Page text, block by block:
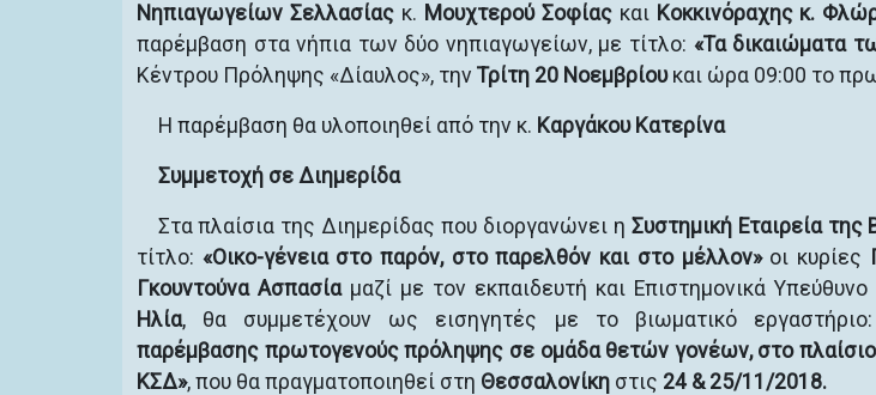
Νηπιαγωγείων Σελλασίαςκ. Μουχτερού Σοφίαςκαι Κοκκινόραχης κ.
παρέμβαση στα νήπια των δύο νηπιαγωγείων, με τίτλο: «Τα δικαιώματα
Κέντρου Πρόληψης «Δίαυλος», την Τρίτη 20 Νοεμβρίουκαι ώρα 09:00 το
Η παρέμβαση θα υλοποιηθεί από την κ. Καργάκου Κατερίνα
Συμμετοχή σε Διημερίδα
Στα πλαίσια της Διημερίδας που διοργανώνει η Συστημική Εταιρεία
τίτλο: «Οικο-γένεια στο παρόν, στο παρελθόν και στο μέλλον»οι κυρίες
Γκουντούνα Ασπασίαμαζί με τον εκπαιδευτή και Επιστημονικά
Ηλία, θα συμμετέχουν ως εισηγητές με το βιωματικό εργαστήριο:
παρέμβασης πρωτογενούς πρόληψης σε ομάδα θετών γονέων, στο
ΚΣΔ», που θα πραγματοποιηθεί στη Θεσσαλονίκη στις 24 & 25/11/2018.